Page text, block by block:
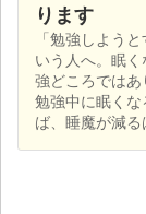
ります
「勉強しよう
いう人へ。眠
強どころではあ
勉強中に眠く
ば、睡魔が減る